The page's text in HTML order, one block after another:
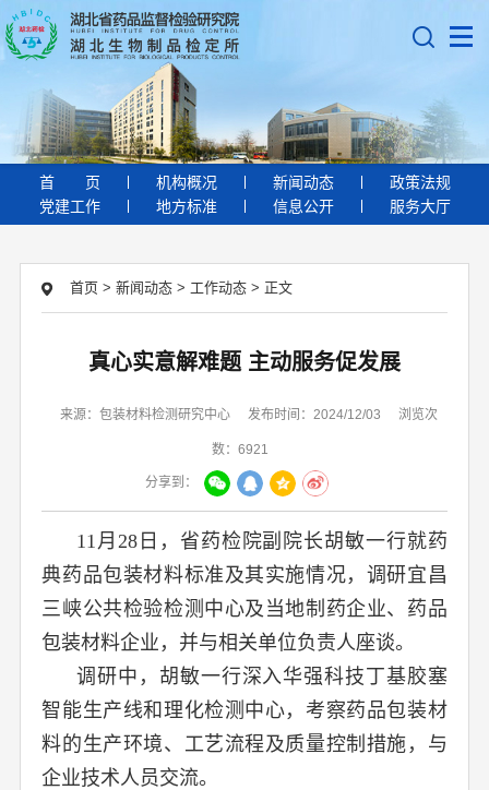
首 页 机构概况 新闻动态
政策法规
党建工作
地方标准 信息公开 服务大厅
首页 >新闻动态 > 工作动态 > 正文
真心实意解难题 主动服务促发展
来源：包装材料检测研究中心 发布时间：2024/12/03 浏览次
数：6921
分享到：
11月28日，省药检院副院长胡敏一行就药
典药品包装材料标准及其实施情况，调研宜昌
三峡公共检验检测中心及当地制药企业、药品
包装材料企业，并与相关单位负责人座谈。
调研中，胡敏一行深入华强科技丁基胶塞
智能生产线和理化检测中心，考察药品包装材
料的生产环境、工艺流程及质量控制措施，与
企业技术人员交流。